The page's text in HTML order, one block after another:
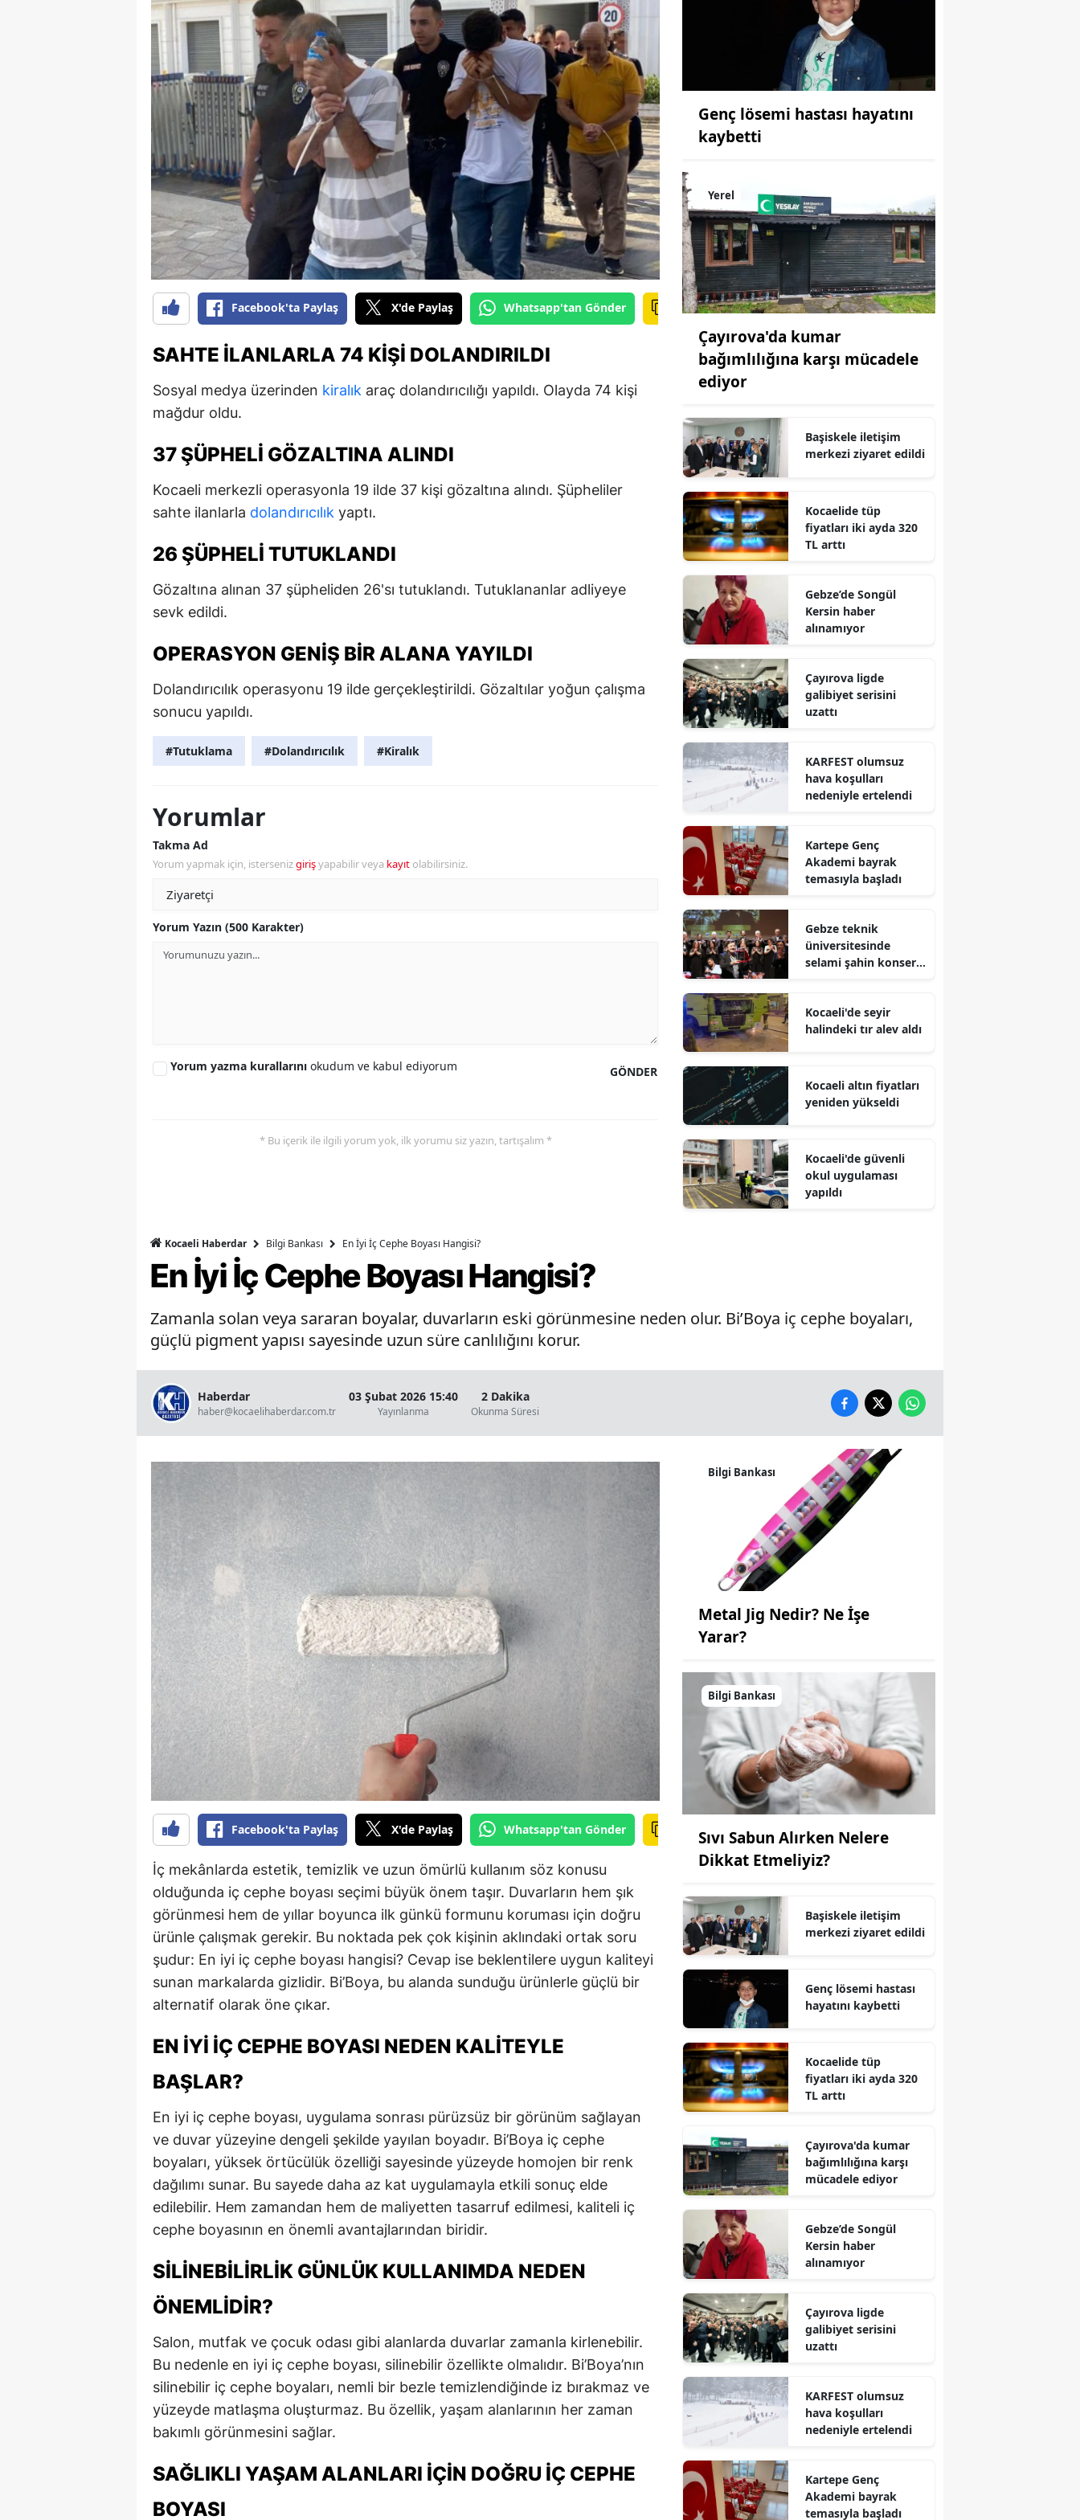
Bilecik
Bingöl
Bitlis
Bolu
Çanakkale
Çankırı
Çorum
Denizli
Diyarbakır
Erzincan
Eskişehir
Gaziantep
Gümüşhane
Hatay
Isparta
İstanbul
Kars
Kastamonu
Kırklareli
Kırşehir
Kocaeli
Konya
Malatya
Kahramanmaraş
Mardin
Ordu
Rize
Sakarya
Samsun
Siirt
Sinop
Tunceli
Şanlıurfa
Uşak
Van
Yozgat
Zonguldak
Bayburt
Kırıkkale
Şırnak
Bartın
Iğdır
Karabük
Kilis
Düzce
Facebook'ta Paylaş X'de Paylaş Whatsapp'tan Gönder
SAHTE ILANLARLA 74 KIŞI DOLANDIRILDI
Sosyal medya üzerinden kiralık araç dolandırıcılığı yapıldı. Olayda 74 kişi
mağdur oldu.
37 ŞÜPHELI GÖZALTINA ALINDI
Kocaeli merkezli operasyonla 19 ilde 37 kişi gözaltına alındı. Şüpheliler
sahte ilanlarla dolandırıcılık yaptı.
26 ŞÜPHELI TUTUKLANDI
Gözaltına alınan 37 şüpheliden 26'sı tutuklandı. Tutuklananlar adliyeye
sevk edildi.
OPERASYON GENIŞ BIR ALANA YAYILDI
Dolandırıcılık operasyonu 19 ilde gerçekleştirildi. Gözaltılar yoğun çalışma
sonucu yapıldı.
#Tutuklama #Dolandırıcılık #Kiralık
Yorumlar
Takma Ad
Yorum yapmak için, istersenizgirişyapabilir veya kayıt olabilirsiniz.
Yorum Yazın (500 Karakter)
GÖNDER
Yorum yazma kurallarını okudum ve kabul ediyorum
* Bu içerik ile ilgili yorum yok, ilk yorumu siz yazın, tartışalım *
Genç lösemi hastası hayatını
kaybetti
Yerel
Çayırova'da kumar
bağımlılığına karşı mücadele
ediyor
Başiskele iletişim
merkezi ziyaret edildi
Kocaelide tüp
fiyatları iki ayda 320
TL arttı
Gebze’de Songül
Kersin haber
alınamıyor
Çayırova ligde
galibiyet serisini
uzattı
KARFEST olumsuz
hava koşulları
nedeniyle ertelendi
Kartepe Genç
Akademi bayrak
temasıyla başladı
Gebze teknik
üniversitesinde
selami şahin konseri
Kocaeli'de seyir
halindeki tır alev aldı
Kocaeli altın fiyatları
yeniden yükseldi
Kocaeli'de güvenli
okul uygulaması
yapıldı
Kocaeli Haberdar Bilgi Bankası En İyi İç Cephe Boyası Hangisi?
En İyi İç Cephe Boyası Hangisi?
Zamanla solan veya sararan boyalar, duvarların eski görünmesine neden olur. Bi’Boya iç cephe boyaları,
güçlü pigment yapısı sayesinde uzun süre canlılığını korur.
Haberdar
haber@kocaelihaberdar.com.tr
03 Şubat 2026 15:40
Yayınlanma
2 Dakika
Okunma Süresi
Facebook'ta Paylaş X'de Paylaş Whatsapp'tan Gönder
İç mekânlarda estetik, temizlik ve uzun ömürlü kullanım söz konusu
olduğunda iç cephe boyası seçimi büyük önem taşır. Duvarların hem şık
görünmesi hem de yıllar boyunca ilk günkü formunu koruması için doğru
ürünle çalışmak gerekir. Bu noktada pek çok kişinin aklındaki ortak soru
şudur: En iyi iç cephe boyası hangisi? Cevap ise beklentilere uygun kaliteyi
sunan markalarda gizlidir. Bi’Boya, bu alanda sunduğu ürünlerle güçlü bir
alternatif olarak öne çıkar.
EN İYI İÇ CEPHE BOYASI NEDEN KALITEYLE
BAŞLAR?
En iyi iç cephe boyası, uygulama sonrası pürüzsüz bir görünüm sağlayan
ve duvar yüzeyine dengeli şekilde yayılan boyadır. Bi’Boya iç cephe
boyaları, yüksek örtücülük özelliği sayesinde yüzeyde homojen bir renk
dağılımı sunar. Bu sayede daha az kat uygulamayla etkili sonuç elde
edilebilir. Hem zamandan hem de maliyetten tasarruf edilmesi, kaliteli iç
cephe boyasının en önemli avantajlarından biridir.
SILINEBILIRLIK GÜNLÜK KULLANIMDA NEDEN
ÖNEMLIDIR?
Salon, mutfak ve çocuk odası gibi alanlarda duvarlar zamanla kirlenebilir.
Bu nedenle en iyi iç cephe boyası, silinebilir özellikte olmalıdır. Bi’Boya’nın
silinebilir iç cephe boyaları, nemli bir bezle temizlendiğinde iz bırakmaz ve
yüzeyde matlaşma oluşturmaz. Bu özellik, yaşam alanlarının her zaman
bakımlı görünmesini sağlar.
SAĞLIKLI YAŞAM ALANLARI İÇIN DOĞRU İÇ CEPHE
BOYASI
Bilgi Bankası
Metal Jig Nedir? Ne İşe
Yarar?
Bilgi Bankası
Sıvı Sabun Alırken Nelere
Dikkat Etmeliyiz?
Başiskele iletişim
merkezi ziyaret edildi
Genç lösemi hastası
hayatını kaybetti
Kocaelide tüp
fiyatları iki ayda 320
TL arttı
Çayırova'da kumar
bağımlılığına karşı
mücadele ediyor
Gebze’de Songül
Kersin haber
alınamıyor
Çayırova ligde
galibiyet serisini
uzattı
KARFEST olumsuz
hava koşulları
nedeniyle ertelendi
Kartepe Genç
Akademi bayrak
temasıyla başladı